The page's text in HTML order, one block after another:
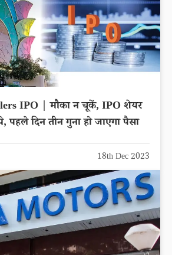
IPO | मौका न चूकें, IPO शेयर
दिन तीन गुना हो जाएगा पैसा
18th Dec 2023